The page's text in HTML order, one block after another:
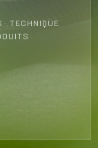
TECHNIQUE